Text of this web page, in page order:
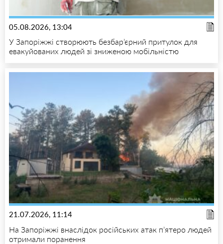
05.08.2026, 13:04
У Запоріжжі створюють безбар’єрний притулок для
евакуйованих людей зі зниженою мобільністю
21.07.2026, 11:14
На Запоріжжі внаслідок російських атак п’ятеро людей
отримали поранення